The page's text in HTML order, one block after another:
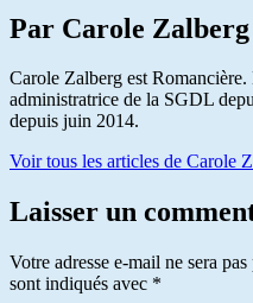
Par Carole Zalberg
Carole Zalberg est
administratrice de la SGDL
depuis juin 2014.
Voir tous les articles de Carole
Laisser un
Votre adresse e-mail ne sera
sont indiqués avec *